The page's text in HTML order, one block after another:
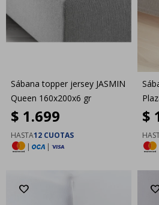
Sábana topper jersey JASMIN
Queen 160x200x6 gr
$ 1.699
HASTA12 CUOTAS
|
|
$